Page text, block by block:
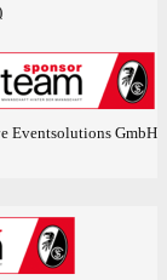
Eventsolutions GmbH